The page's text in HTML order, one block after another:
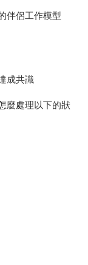
伴侶工作模型
成共識
麼處理以下的狀